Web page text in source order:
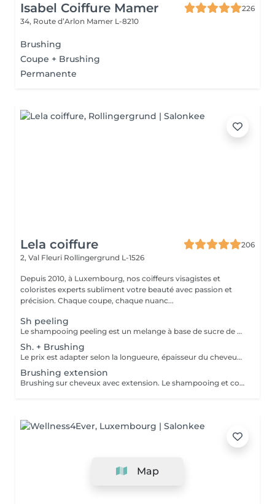
Isabel Coiffure Mamer
226
34, Route d’Arlon Mamer L-8210
Brushing
Coupe + Brushing
Permanente
Lela coiffure
206
2, Val Fleuri Rollingergrund L-1526
Depuis 2010, à Luxembourg, nos coiffeurs visagistes et
coloristes experts subliment votre beauté avec passion et
précision. Chaque coupe, chaque nuanc...
Sh peeling
Le shampooing peeling est un melange à base de sucre de canne et d'un Shampooing Tea Tree purifant.
Sh. + Brushing
Le prix est adapter selon la longueure, épaisseur du cheveux. Un supplément est ajouté sil y a utilisation dun outil chauffant ( plaque lissante ou boucleur). Compris dans le pris shampooing, conditionneur, produit coiffant et finition.
Brushing extension
Brushing sur cheveux avec extension. Le shampooing et conditionneur sont compris dans le prix.
Map